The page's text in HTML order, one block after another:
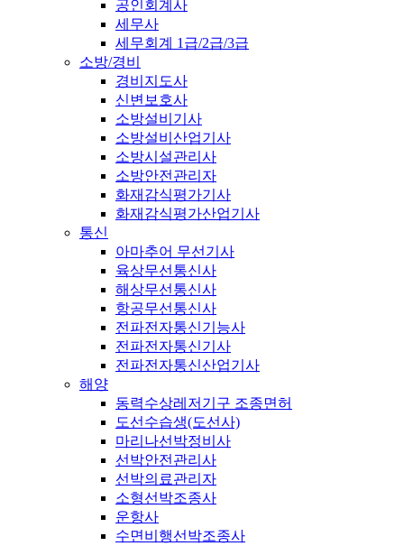
공인회계사
세무사
세무회계 1급/2급/3급
소방/경비
경비지도사
신변보호사
소방설비기사
소방설비산업기사
소방시설관리사
소방안전관리자
화재감식평가기사
화재감식평가산업기사
통신
아마추어 무선기사
육상무선통신사
해상무선통신사
항공무선통신사
전파전자통신기능사
전파전자통신기사
전파전자통신산업기사
해양
동력수상레저기구 조종면허
도선수습생(도선사)
마리나선박정비사
선박안전관리사
선박의료관리자
소형선박조종사
운항사
수면비행선박조종사